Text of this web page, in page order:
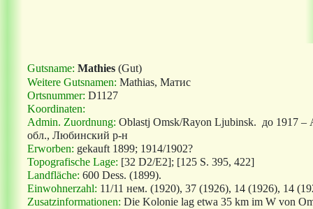
Gutsname: Mathies (Gut)
Weitere Gutsnamen: Mathias, Матис
Ortsnummer: D1127
Koordinaten:
Admin. Zuordnung: Oblastj Omsk/Rayon Ljubinsk. до 1917 –
обл., Любинский р-н
Erworben: gekauft 1899; 1914/1902?
Topografische Lage: [32 D2/E2]; [125 S. 395, 422]
Landfläche: 600 Dess. (1899).
Einwohnerzahl: 11/11 нем. (1920), 37 (1926), 14 (1926), 14
Zusatzinformationen: Die Kolonie lag etwa 35 km im W von